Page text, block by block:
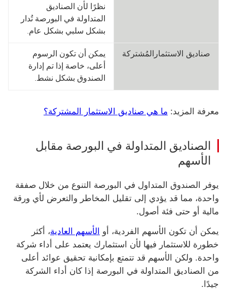
نظرًا لأن ‏‫الصناديق
المتداولة في البورصة‬ تُدار
بشكل سلبي بشكل عام.
صناديق الاستثمارالمُشتركة
يمكن أن تكون الرسوم
أعلى، خاصة إذا تم إدارة
الصندوق بشكل نشط.
معرفة المزيد: ما هي صناديق الاستثمار المشتركة؟‬‏‫
‏‫الصناديق المتداولة في البورصة‬ مقابل
الأسهم
يوفر ‏‫الصندوق المتداول في البورصة التنوع من خلال صفقة
واحدة، مما قد يؤدي إلى تقليل المخاطر والتعرض لأي ورقة
مالية أو حتى فئة أصول.
يمكن أن تكون الأسهم الفردية، أو الأسهم العادية، أكثر
خطورة للاستثمار فيها لأن استثمارك يعتمد على أداء شركة
واحدة. ولكن الأسهم قد تتمتع بإمكانية تحقيق عوائد أعلى
من ‏‫الصناديق المتداولة في البورصة‬ إذا كان أداء الشركة
جيدًا.